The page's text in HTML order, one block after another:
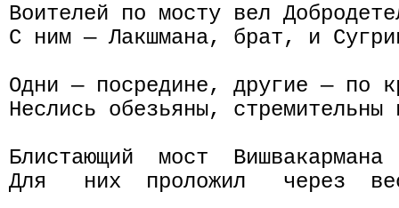
Воителей по мосту вел
С ним — Лакшмана, брат, и
Одни — посредине, другие — по
Неслись обезьяны, стремительны
Блистающий  мост
Для   них  проложил   через